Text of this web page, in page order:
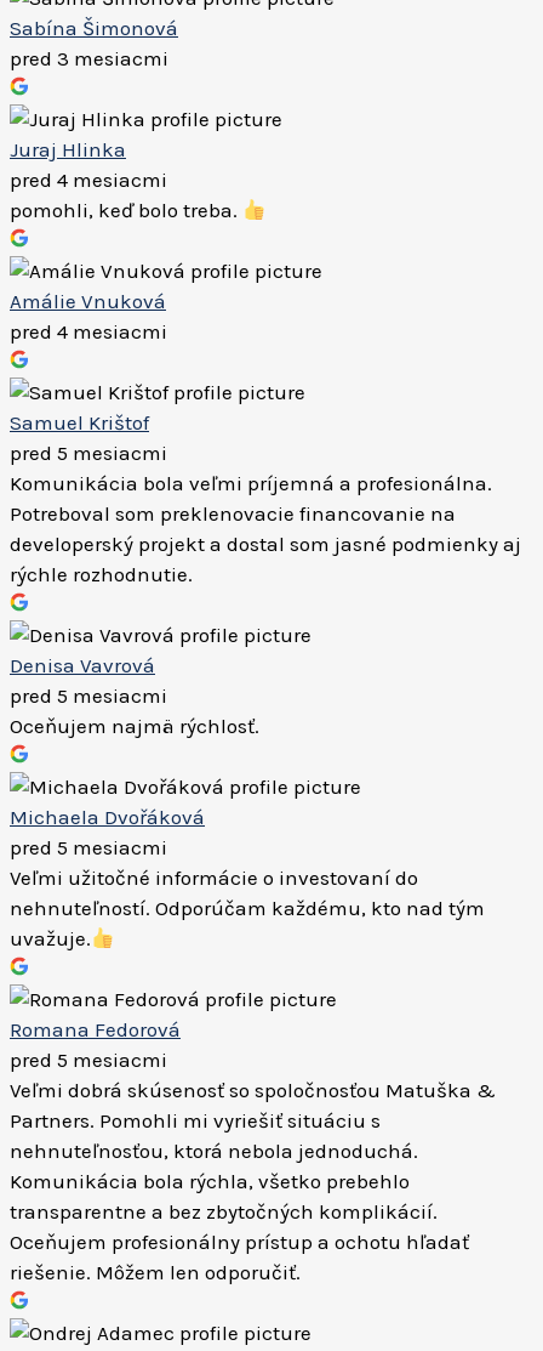
Sabína Šimonová
pred 3 mesiacmi
Juraj Hlinka
pred 4 mesiacmi
pomohli, keď bolo treba.
Amálie Vnuková
pred 4 mesiacmi
Samuel Krištof
pred 5 mesiacmi
Komunikácia bola veľmi príjemná a profesionálna.
Potreboval som preklenovacie financovanie na
developerský projekt a dostal som jasné podmienky aj
rýchle rozhodnutie.
Denisa Vavrová
pred 5 mesiacmi
Oceňujem najmä rýchlosť.
Michaela Dvořáková
pred 5 mesiacmi
Veľmi užitočné informácie o investovaní do
nehnuteľností. Odporúčam každému, kto nad tým
uvažuje.
Romana Fedorová
pred 5 mesiacmi
Veľmi dobrá skúsenosť so spoločnosťou Matuška &
Partners. Pomohli mi vyriešiť situáciu s
nehnuteľnosťou, ktorá nebola jednoduchá.
Komunikácia bola rýchla, všetko prebehlo
transparentne a bez zbytočných komplikácií.
Oceňujem profesionálny prístup a ochotu hľadať
riešenie. Môžem len odporučiť.